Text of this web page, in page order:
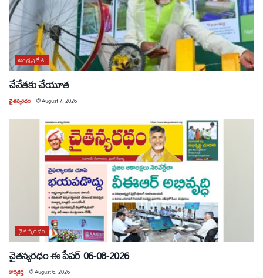
ఆంధ్రప్రదేశ్
చేనేతకు చేయూత
చైతన్యరధం @August 7, 2026
చైతన్యరధం
చైతన్యరధం ఈ పేపర్ 06-08-2026
కార్యకర్త @August 6, 2026